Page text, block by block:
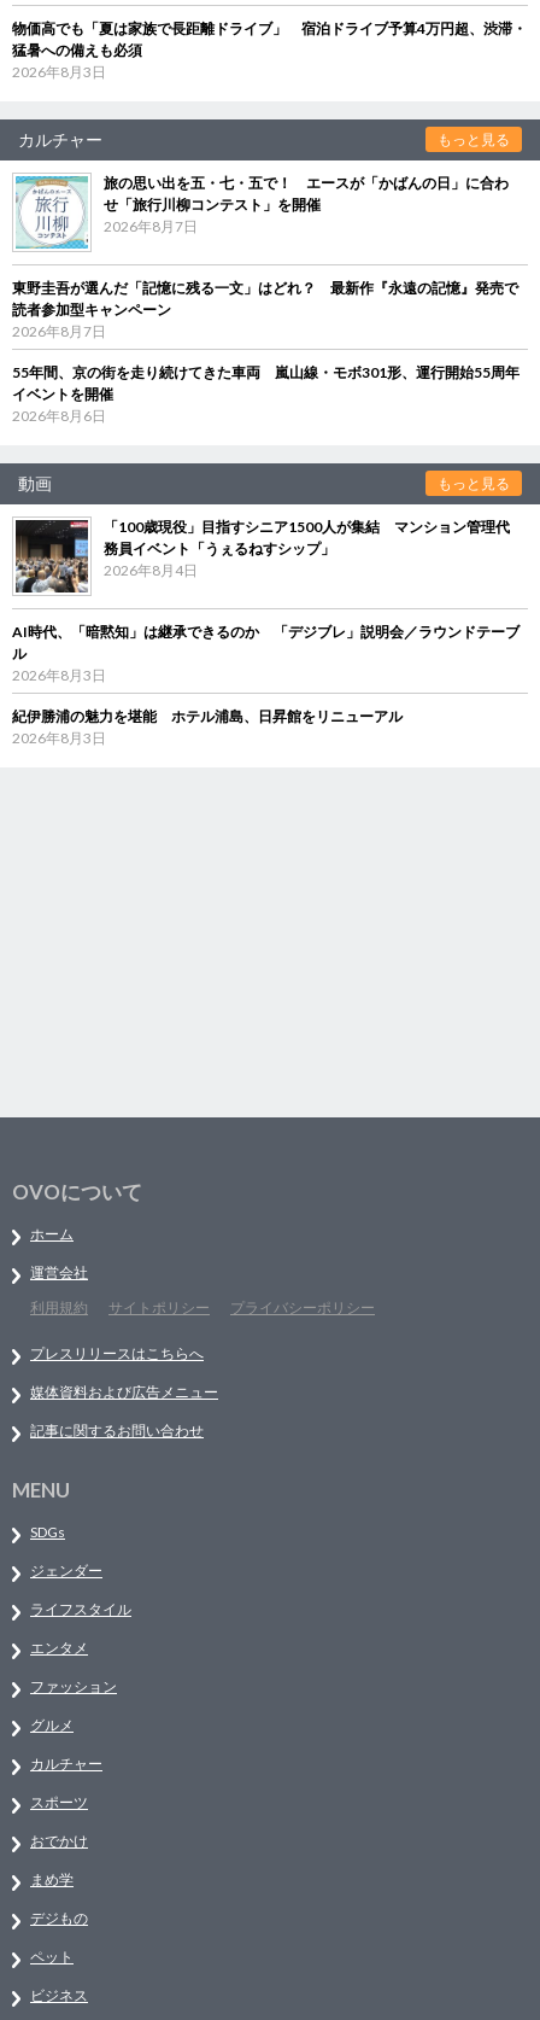
物価高でも「夏は家族で長距離ドライブ」 宿泊ドライブ予算4万円超、渋滞・
猛暑への備えも必須
2026年8月3日
カルチャー もっと見る
旅の思い出を五・七・五で！ エースが「かばんの日」に合わ
せ「旅行川柳コンテスト」を開催
2026年8月7日
東野圭吾が選んだ「記憶に残る一文」はどれ？ 最新作『永遠の記憶』発売で
読者参加型キャンペーン
2026年8月7日
55年間、京の街を走り続けてきた車両 嵐山線・モボ301形、運行開始55周年
イベントを開催
2026年8月6日
動画 もっと見る
「100歳現役」目指すシニア1500人が集結 マンション管理代
務員イベント「うぇるねすシップ」
2026年8月4日
AI時代、「暗黙知」は継承できるのか 「デジブレ」説明会／ラウンドテーブ
ル
2026年8月3日
紀伊勝浦の魅力を堪能 ホテル浦島、日昇館をリニューアル
2026年8月3日
OVOについて
ホーム
運営会社
利用規約
サイトポリシー プライバシーポリシー
プレスリリースはこちらへ
媒体資料および広告メニュー
記事に関するお問い合わせ
MENU
SDGs
ジェンダー
ライフスタイル
エンタメ
ファッション
グルメ
カルチャー
スポーツ
おでかけ
まめ学
デジもの
ペット
ビジネス